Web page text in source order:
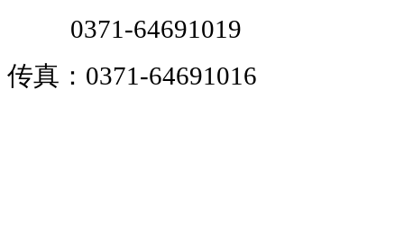
0371-64691019
传真：0371-64691016